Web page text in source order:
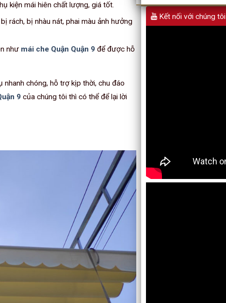
kiện mái hiên chất lượng, giá tốt.
rách, bị nhàu nát, phai màu ảnh hưởng
như mái che Quận Quận 9 để được hỗ
chóng, hỗ trợ kịp thời, chu đáo
9 của chúng tôi thì có thể để lại lời
Kết nối với chúng tôi